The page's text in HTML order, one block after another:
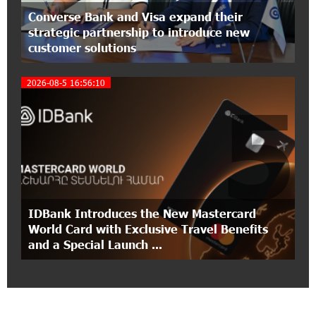
Ucom Introduces the New uMix 5000 Regional
Package: 3 Services for Just AMD 5,000 per
Month
"Monaco glamour, Vegas energy, Macau prestige
- yet uniquely Armenian." Artak Tovmasyan on
how Seven Visions is redefining world-class hospitality
Travel Without Borders: Ucom Introduces New
uTravel Packages
15:08:55 30-06-2026
Artur Nakhshikyan has joined the Supervisory
Board of Unibank
18:19:50 29-06-2026
Converse Bank and Visa expand their
strategic partnership to introduce new
customer solutions
2026-08-5 16:56:10
IDBank Introduces the New Mastercard
World Card with Exclusive Travel Benefits
and a Special Launch ...
5